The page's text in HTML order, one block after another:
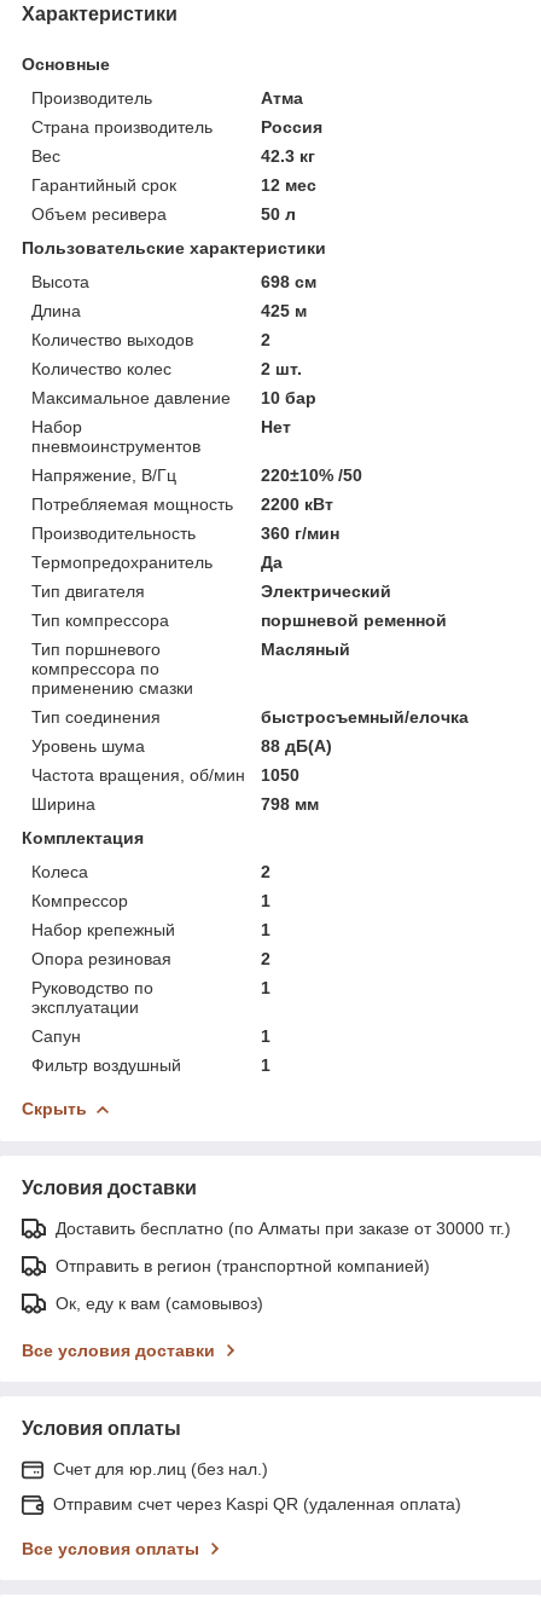
Характеристики
Основные
Производитель
Атма
Страна производитель
Россия
Вес
42.3 кг
Гарантийный срок
12 мес
Объем ресивера
50 л
Пользовательские характеристики
Высота
698 см
Длина
425 м
Количество выходов
2
Количество колес
2 шт.
Максимальное давление
10 бар
Набор
пневмоинструментов
Нет
Напряжение, В/Гц
220±10% /50
Потребляемая мощность
2200 кВт
Производительность
360 г/мин
Термопредохранитель
Да
Тип двигателя
Электрический
Тип компрессора
поршневой ременной
Тип поршневого
компрессора по
применению смазки
Масляный
Тип соединения
быстросъемный/елочка
Уровень шума
88 дБ(А)
Частота вращения, об/мин
1050
Ширина
798 мм
Комплектация
Колеса
2
Компрессор
1
Набор крепежный
1
Опора резиновая
2
Руководство по
эксплуатации
1
Сапун
1
Фильтр воздушный
1
Скрыть
Условия доставки
Доставить бесплатно (по Алматы при заказе от 30000 тг.)
Отправить в регион (транспортной компанией)
Ок, еду к вам (самовывоз)
Все условия доставки
Условия оплаты
Счет для юр.лиц (без нал.)
Отправим счет через Kaspi QR (удаленная оплата)
Все условия оплаты